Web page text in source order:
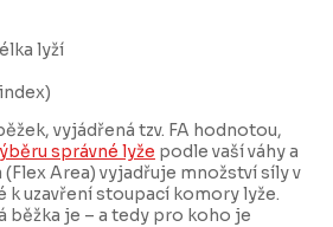
lyží
vyjádřená tzv. FA hodnotou,
správné lyže podle vaší váhy a
Area) vyjadřuje množství síly v
uzavření stoupací komory lyže.
běžka je – a tedy pro koho je